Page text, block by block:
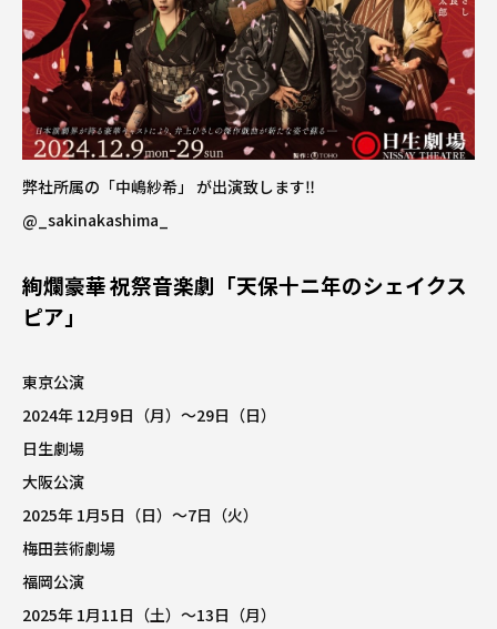
弊社所属の「中嶋紗希」 が出演致します‼️
@_sakinakashima_
絢爛豪華 祝祭音楽劇「天保十ニ年のシェイクス
ピア」
東京公演
2024年 12月9日（月）〜29日（日）
日生劇場
大阪公演
2025年 1月5日（日）〜7日（火）
梅田芸術劇場
福岡公演
2025年 1月11日（土）〜13日（月）